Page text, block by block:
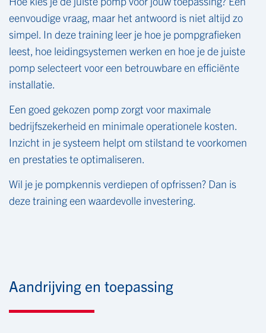
eenvoudige vraag, maar het antwoord is niet altijd zo
simpel. In deze training leer je hoe je pompgrafieken
leest, hoe leidingsystemen werken en hoe je de juiste
pomp selecteert voor een betrouwbare en efficiënte
installatie.
Een goed gekozen pomp zorgt voor maximale
bedrijfszekerheid en minimale operationele kosten.
Inzicht in je systeem helpt om stilstand te voorkomen
en prestaties te optimaliseren.
Wil je je pompkennis verdiepen of opfrissen? Dan is
deze training een waardevolle investering.
Aandrijving en toepassing